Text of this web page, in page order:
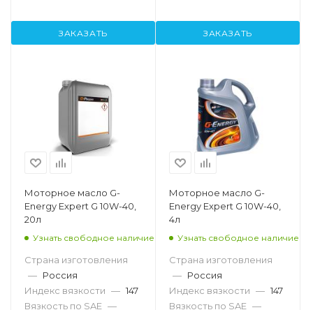
ЗАКАЗАТЬ ЗАКАЗАТЬ
Моторное масло G-
Energy Expert G 10W-40,
20л
Узнать свободное наличие
Страна изготовления
— Россия
Индекс вязкости — 147
Вязкость по SAE —
Моторное масло G-
Energy Expert G 10W-40,
4л
Узнать свободное наличие
Страна изготовления
— Россия
Индекс вязкости — 147
Вязкость по SAE —